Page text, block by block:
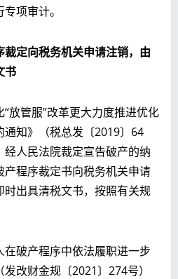
项审计。
裁定向税务机关申请注销，由
书
“放管服”改革更大力度推进优化
知》（税总发〔2019〕64
人民法院裁定宣告破产的纳
程序裁定书向税务机关申请
出具清税文书，按照有关规
在破产程序中依法履职进一步
改财金规〔2021〕274号）